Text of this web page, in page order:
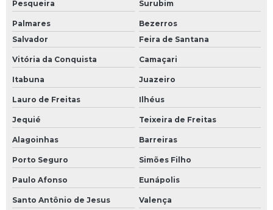
Pesqueira Surubim
Palmares
Bezerros
Salvador
Feira de Santana
Vitória da Conquista Camaçari
Itabuna Juazeiro
Lauro de Freitas Ilhéus
Jequié Teixeira de Freitas
Alagoinhas Barreiras
Porto Seguro Simões Filho
Paulo Afonso Eunápolis
Santo Antônio de Jesus Valença